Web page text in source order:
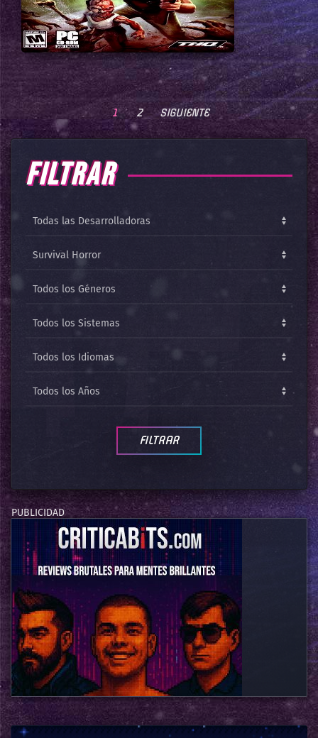
1 2 SIGUIENTE
FILTRAR